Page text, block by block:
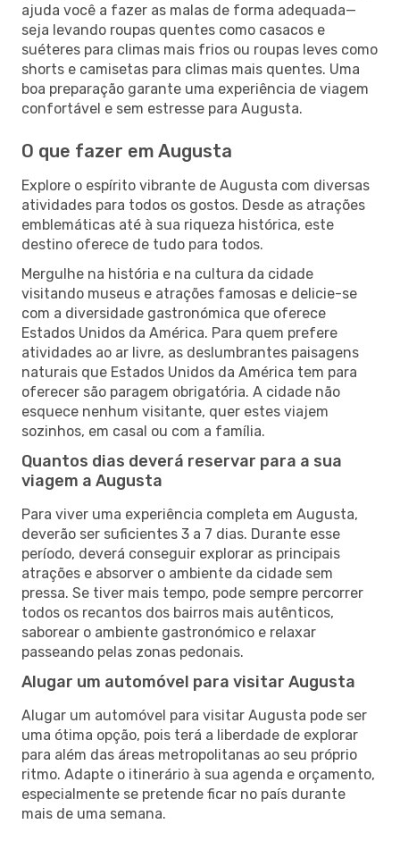
ajuda você a fazer as malas de forma adequada—
seja levando roupas quentes como casacos e
suéteres para climas mais frios ou roupas leves como
shorts e camisetas para climas mais quentes. Uma
boa preparação garante uma experiência de viagem
confortável e sem estresse para Augusta.
O que fazer em Augusta
Explore o espírito vibrante de Augusta com diversas
atividades para todos os gostos. Desde as atrações
emblemáticas até à sua riqueza histórica, este
destino oferece de tudo para todos.
Mergulhe na história e na cultura da cidade
visitando museus e atrações famosas e delicie-se
com a diversidade gastronómica que oferece
Estados Unidos da América. Para quem prefere
atividades ao ar livre, as deslumbrantes paisagens
naturais que Estados Unidos da América tem para
oferecer são paragem obrigatória. A cidade não
esquece nenhum visitante, quer estes viajem
sozinhos, em casal ou com a família.
Quantos dias deverá reservar para a sua
viagem a Augusta
Para viver uma experiência completa em Augusta,
deverão ser suficientes 3 a 7 dias. Durante esse
período, deverá conseguir explorar as principais
atrações e absorver o ambiente da cidade sem
pressa. Se tiver mais tempo, pode sempre percorrer
todos os recantos dos bairros mais autênticos,
saborear o ambiente gastronómico e relaxar
passeando pelas zonas pedonais.
Alugar um automóvel para visitar Augusta
Alugar um automóvel para visitar Augusta pode ser
uma ótima opção, pois terá a liberdade de explorar
para além das áreas metropolitanas ao seu próprio
ritmo. Adapte o itinerário à sua agenda e orçamento,
especialmente se pretende ficar no país durante
mais de uma semana.